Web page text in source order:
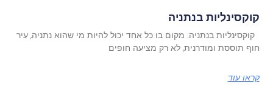
קוקסינליות בנתניה
קוקסינליות בנתניה: מקום בו כל אחד יכול להיות מי שהוא נתניה, עיר
חוף תוססת ומודרנית, לא רק מציעה חופים
קראו עוד